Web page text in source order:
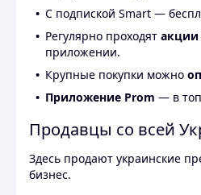
С подпиской Smart —
Регулярно проходят акции
приложении.
Крупные покупки можно
Приложение Prom — в
Продавцы со всей
Здесь продают украинские
бизнес.